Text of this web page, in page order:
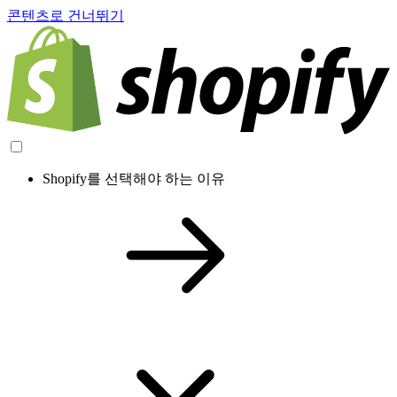
콘텐츠로 건너뛰기
Shopify를 선택해야 하는 이유